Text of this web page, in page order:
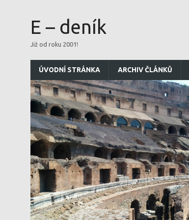
E – deník
Již od roku 2001!
ÚVODNÍ STRÁNKA ARCHIV ČLÁNKŮ